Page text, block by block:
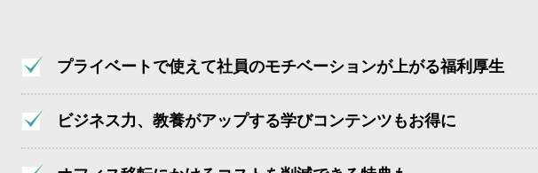
プライベートで使えて社員のモチベーションが上がる福利厚生
ビジネス力、教養がアップする学びコンテンツもお得に